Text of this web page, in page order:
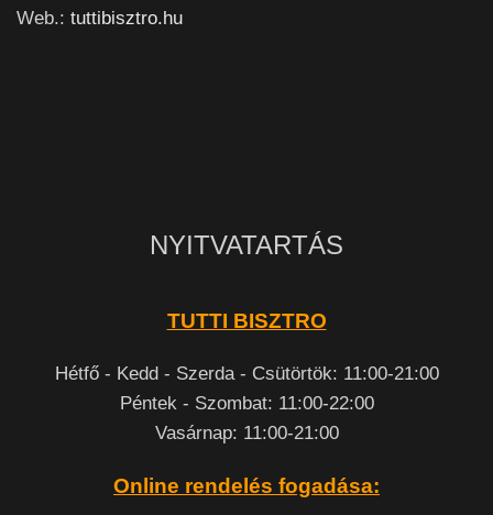
Web.: tuttibisztro.hu
NYITVATARTÁS
TUTTI BISZTRO
Hétfő - Kedd - Szerda - Csütörtök: 11:00-21:00
Péntek - Szombat: 11:00-22:00
Vasárnap: 11:00-21:00
Online rendelés fogadása: